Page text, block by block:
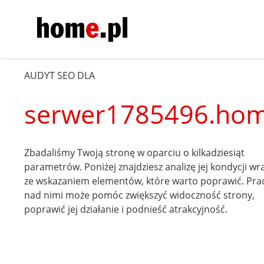
AUDYT SEO DLA
Zbadaliśmy Twoją stronę w oparciu o kilkadziesiąt
parametrów. Poniżej znajdziesz analizę jej kondycji
ze wskazaniem elementów, które warto poprawić.
nad nimi może pomóc zwiększyć widoczność strony,
poprawić jej działanie i podnieść atrakcyjność.